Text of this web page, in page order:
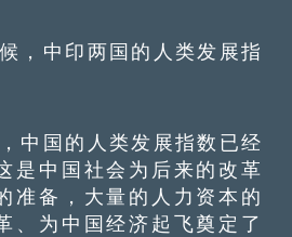
中印两国的人类发展指
国的人类发展指数已经
是中国社会为后来的改革
准备，大量的人力资本的
、为中国经济起飞奠定了